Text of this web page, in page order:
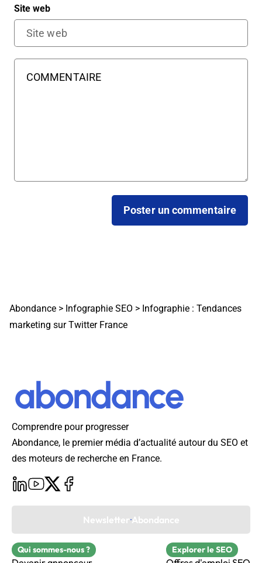
Site web
Abondance > Infographie SEO > Infographie : Tendances
marketing sur Twitter France
Comprendre pour progresser
Abondance, le premier média d’actualité autour du SEO et
des moteurs de recherche en France.
Newsletter Abondance
Qui sommes-nous ? Explorer le SEO